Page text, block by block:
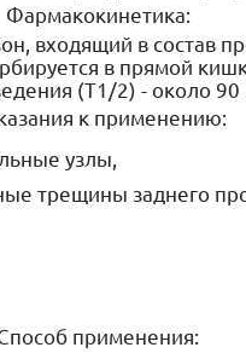
Фармакокинетика:
входящий в состав
в прямой
(T1/2) - около 90
к применению:
узлы,
трещины заднего
применения: